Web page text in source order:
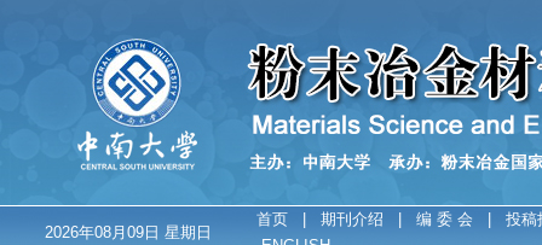
2026年08月09日 星期日
首页 期刊介绍 编 委 会
投稿